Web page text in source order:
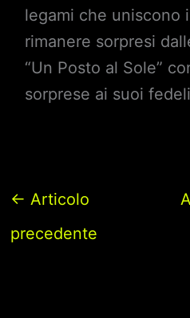
legami che uniscono
rimanere sorpresi
“Un Posto al Sole”
sorprese ai suoi
← Articolo
precedente